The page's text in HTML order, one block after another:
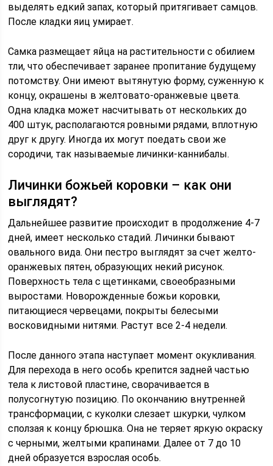
выделять едкий запах, который притягивает самцов.
После кладки яиц умирает.
Самка размещает яйца на растительности с обилием
тли, что обеспечивает заранее пропитание будущему
потомству. Они имеют вытянутую форму, суженную к
концу, окрашены в желтовато-оранжевые цвета.
Одна кладка может насчитывать от нескольких до
400 штук, располагаются ровными рядами, вплотную
друг к другу. Иногда их могут поедать свои же
сородичи, так называемые личинки-каннибалы.
Личинки божьей коровки – как они
выглядят?
Дальнейшее развитие происходит в продолжение 4-7
дней, имеет несколько стадий. Личинки бывают
овального вида. Они пестро выглядят за счет желто-
оранжевых пятен, образующих некий рисунок.
Поверхность тела с щетинками, своеобразными
выростами. Новорожденные божьи коровки,
питающиеся червецами, покрыты белесыми
восковидными нитями. Растут все 2-4 недели.
После данного этапа наступает момент окукливания.
Для перехода в него особь крепится задней частью
тела к листовой пластине, сворачивается в
полусогнутую позицию. По окончанию внутренней
трансформации, с куколки слезает шкурки, чулком
сползая к концу брюшка. Она не теряет яркую окраску
с черными, желтыми крапинами. Далее от 7 до 10
дней образуется взрослая особь.